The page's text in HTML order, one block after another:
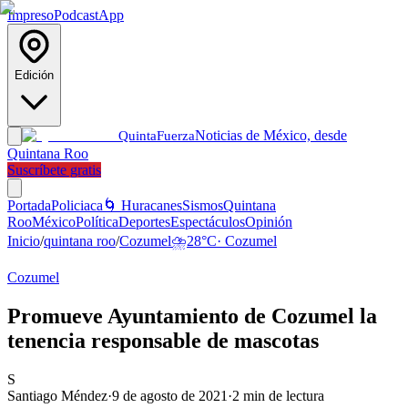
ImpresoPodcastApp
Edición
QuintaFuerzaNoticias de México, desde
Quintana Roo
Suscríbete gratis
PortadaPoliciaca 🌀 HuracanesSismosQuintana
RooMéxicoPolíticaDeportesEspectáculosOpinión
Inicio/quintana roo/Cozumel⛈️28°C· Cozumel
Cozumel
Promueve Ayuntamiento de Cozumel la
tenencia responsable de mascotas
S
Santiago Méndez·9 de agosto de 2021 ·2 min de lectura